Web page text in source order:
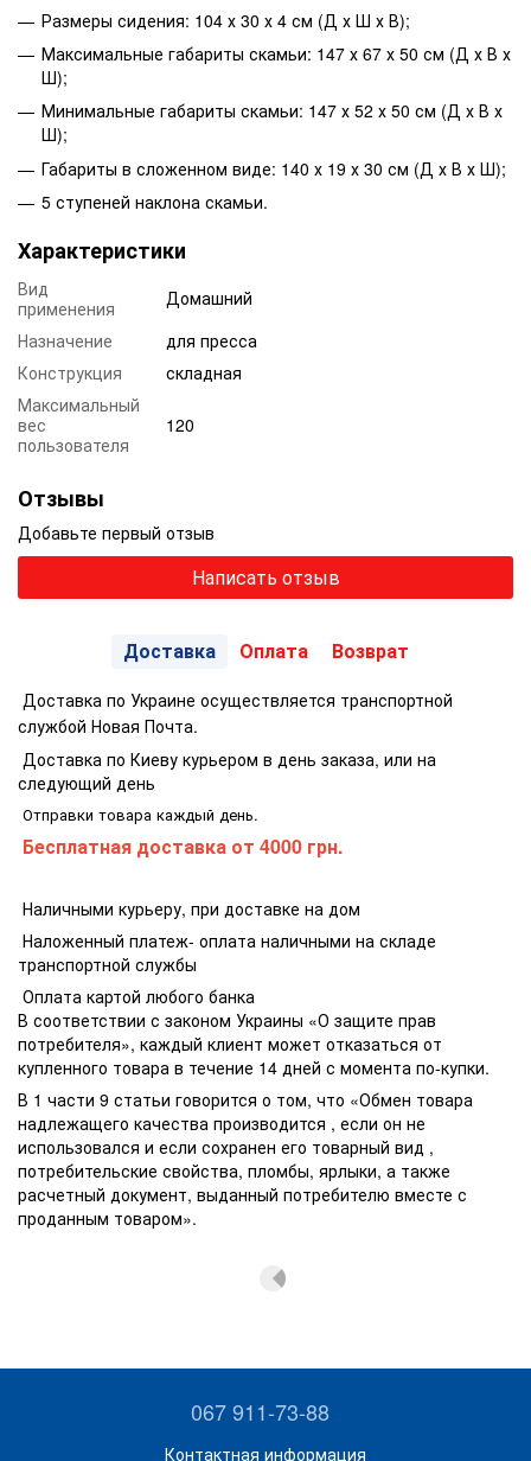
Размеры сидения: 104 х 30 х 4 см (Д х Ш х В);
Максимальные габариты скамьи: 147 х 67 х 50 см (Д х В х
Ш);
Минимальные габариты скамьи: 147 х 52 х 50 см (Д х В х
Ш);
Габариты в сложенном виде: 140 х 19 х 30 см (Д х В х Ш);
5 ступеней наклона скамьи.
Характеристики
Вид
применения
Домашний
Назначение
для пресса
Конструкция
складная
Максимальный
вес
пользователя
120
Отзывы
Добавьте первый отзыв
Написать отзыв
Доставка Оплата Возврат
Доставка по Украине осуществляется транспортной
службой Новая Почта.
Доставка по Киеву курьером в день заказа, или на
следующий день
Отправки товара каждый день.
Бесплатная доставка от 4000 грн.
Наличными курьеру, при доставке на дом
Наложенный платеж- оплата наличными на складе
транспортной службы
Оплата картой любого банка
В соответствии с законом Украины «О защите прав
потребителя», каждый клиент может отказаться от
купленного товара в течение 14 дней с момента по-купки.
В 1 части 9 статьи говорится о том, что «Обмен товара
надлежащего качества производится , если он не
использовался и если сохранен его товарный вид ,
потребительские свойства, пломбы, ярлыки, а также
расчетный документ, выданный потребителю вместе с
проданным товаром».
067 911-73-88
Контактная информация